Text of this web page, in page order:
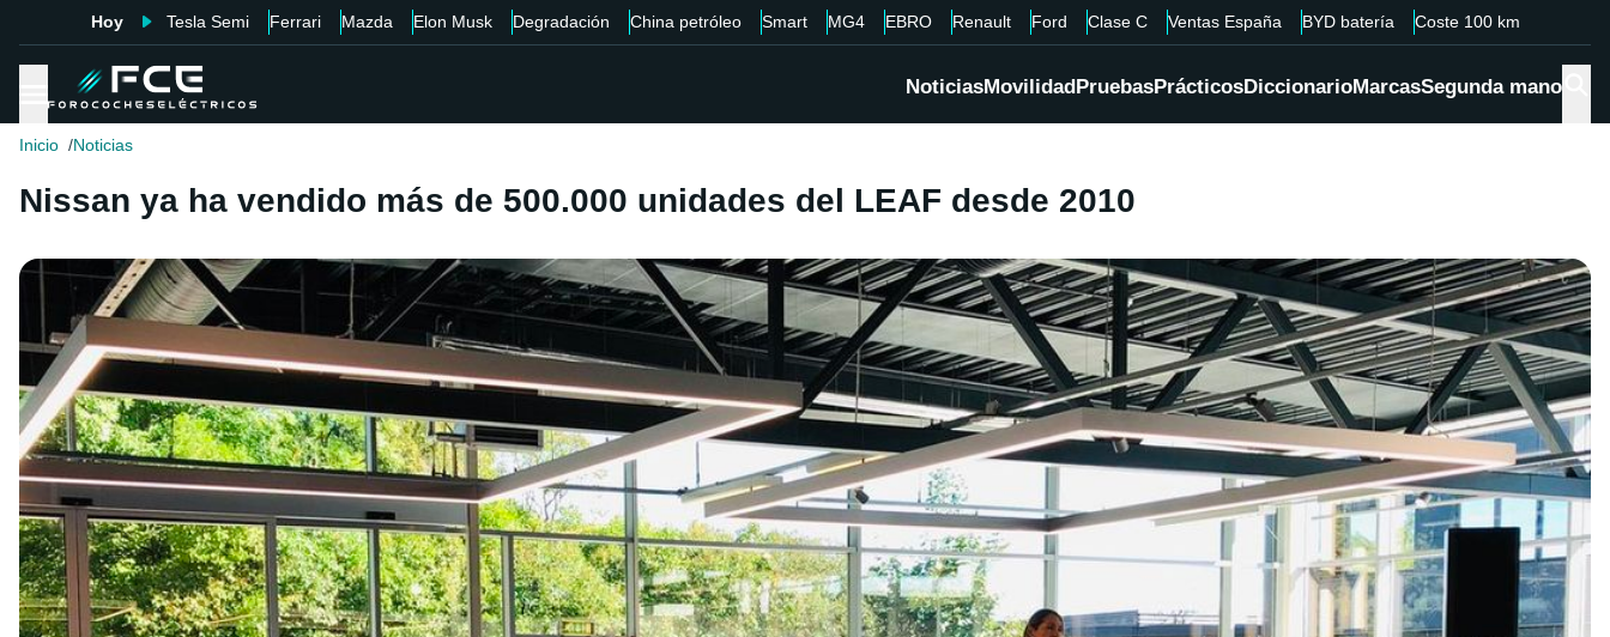
Hoy Tesla Semi Ferrari Mazda Elon Musk Degradación China petróleo Smart MG4 EBRO Renault Ford Clase C Ventas España BYD batería Coste 100 km
NoticiasMovilidadPruebasPrácticosDiccionarioMarcasSegunda mano
Inicio Noticias
Nissan ya ha vendido más de 500.000 unidades del LEAF desde 2010